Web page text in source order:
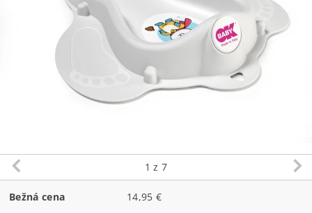
1 z 7
Bežná cena 14,95 €